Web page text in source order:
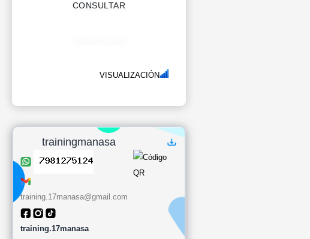
CONSULTAR
VISUALIZACIÓN
trainingmanasa
training.17manasa@gmail.com
training.17manasa